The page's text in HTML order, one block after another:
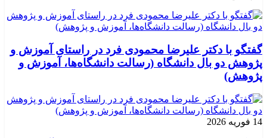
گفتگو با دکتر علیرضا محمودی فرد در راستای آموزش و
پژوهش دو بال دانشگاه (رسالت دانشگاه‌ها، آموزش و
پژوهش)
14 فوریه 2026